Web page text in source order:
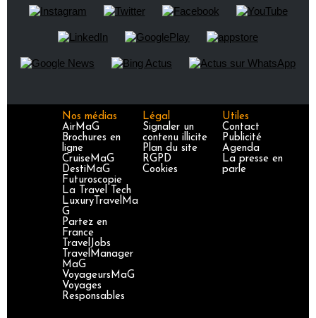
Nos médias
AirMaG
Brochures en
ligne
CruiseMaG
DestiMaG
Futuroscopie
La Travel Tech
LuxuryTravelMa
G
Partez en
France
TravelJobs
TravelManager
MaG
VoyageursMaG
Voyages
Responsables
Légal
Signaler un
contenu illicite
Plan du site
RGPD
Cookies
Utiles
Contact
Publicité
Agenda
La presse en
parle